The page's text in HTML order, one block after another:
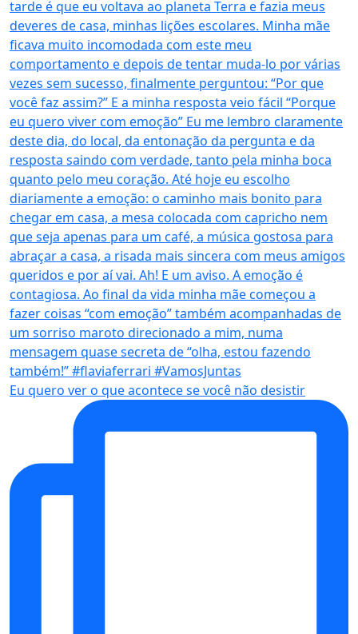
Eu quero ver o que acontece se você não desistir